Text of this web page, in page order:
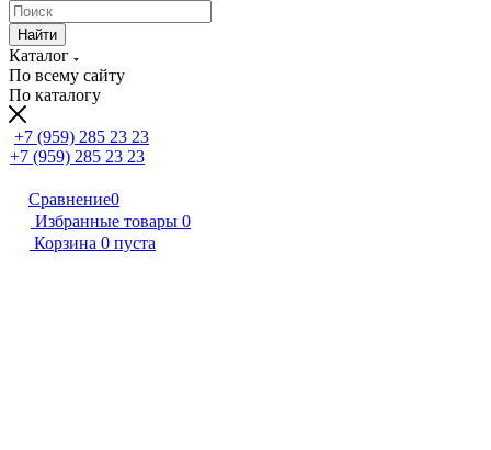
Найти
Каталог
По всему сайту
По каталогу
+7 (959) 285 23 23
+7 (959) 285 23 23
Сравнение0
Избранные товары 0
Корзина 0 пуста